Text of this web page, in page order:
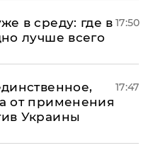
в среду: где в
лучше всего
17:50
от применения
Украины
17:47